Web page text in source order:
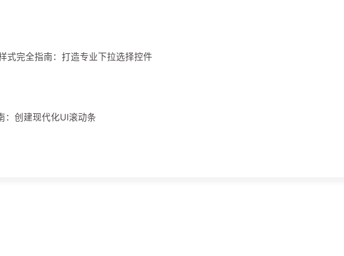
式完全指南：打造专业下拉选择控件
：创建现代化UI滚动条